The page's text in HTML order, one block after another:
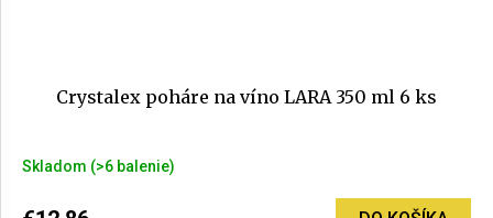
Crystalex poháre na víno LARA 350 ml 6 ks
Skladom (>6 balenie)